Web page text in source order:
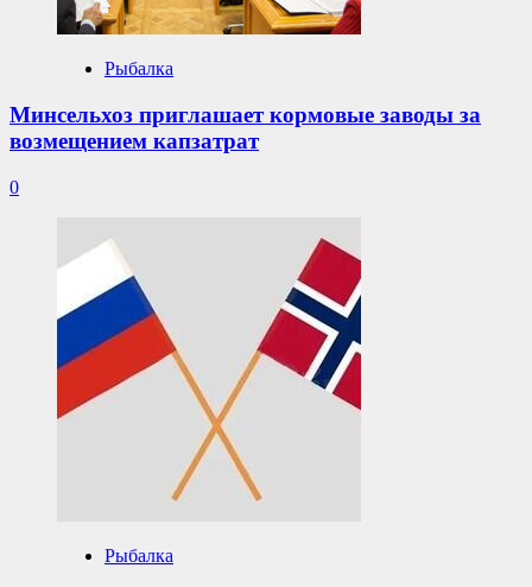
Рыбалка
Минсельхоз приглашает кормовые заводы за
возмещением капзатрат
0
Рыбалка